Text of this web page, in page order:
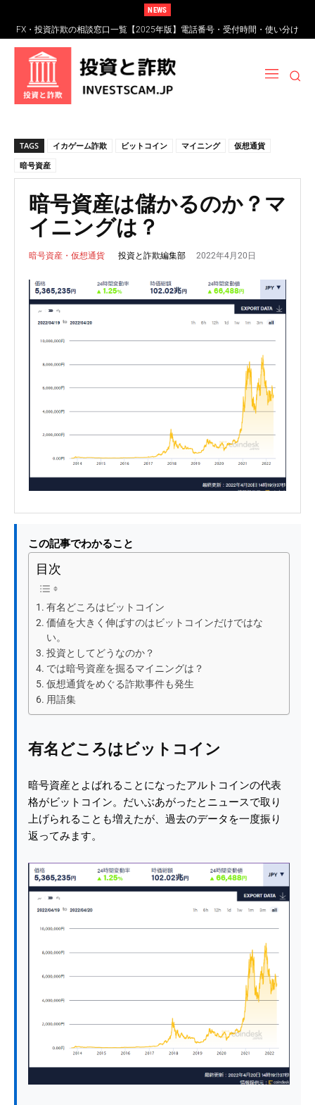
NEWS
FX・投資詐欺の相談窓口一覧【2025年版】電話番号・受付時間・使い分け
完全ガイド
FXスワップポイント運用とは？仕組み・リスク・高金利通貨詐欺の見分け
方
TAGS イカゲーム詐欺 ビットコイン マイニング
仮想通貨
暗号資産
暗号資産は儲かるのか？マ
イニングは？
暗号資産・仮想通貨 投資と詐欺編集部 2022年4月20日
この記事でわかること
目次
有名どころはビットコイン
価値を大きく伸ばすのはビットコインだけではな
い。
投資としてどうなのか？
では暗号資産を掘るマイニングは？
仮想通貨をめぐる詐欺事件も発生
用語集
有名どころはビットコイン
暗号資産とよばれることになったアルトコインの代表
格がビットコイン。だいぶあがったとニュースで取り
上げられることも増えたが、過去のデータを一度振り
返ってみます。